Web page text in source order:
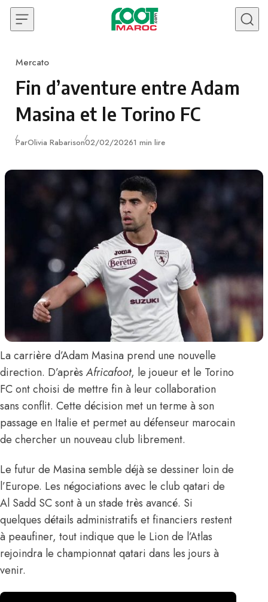
Skip to content
Category
Mercato
Fin d’aventure entre Adam
Masina et le Torino FC
ParOlivia RabarisonPublié
02/02/20261 min lire
La carrière d’Adam Masina prend une nouvelle
direction. D’aprèsAfricafoot, le joueur et le Torino
FC ont choisi de mettre fin à leur collaboration
sans conflit. Cette décision met un terme à son
passage en Italie et permet au défenseur marocain
de chercher un nouveau club librement.
Le futur de Masina semble déjà se dessiner loin de
l’Europe. Les négociations avec le club qatari de
Al Sadd SC sont à un stade très avancé. Si
quelques détails administratifs et financiers restent
à peaufiner, tout indique que le Lion de l’Atlas
rejoindra le championnat qatari dans les jours à
venir.